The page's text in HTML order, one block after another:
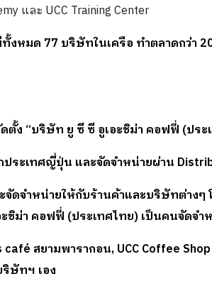
และ UCC Training Center
ทั้งหมด 77 บริษัทในเครือ ทำตลาดกว่า
ตั้ง “บริษัท ยู ซี ซี อูเอะชิม่า คอฟฟี่ (ปร
กประเทศญี่ปุ่น และจัดจำหน่ายผ่าน
ะจัดจำหน่ายให้กับร้านค้าและบริษัทต่า
ะชิม่า คอฟฟี่ (ประเทศไทย)เป็นคนจัดจำ
สยามพารากอน, UCC Coffee Shop
ษัทฯ เอง